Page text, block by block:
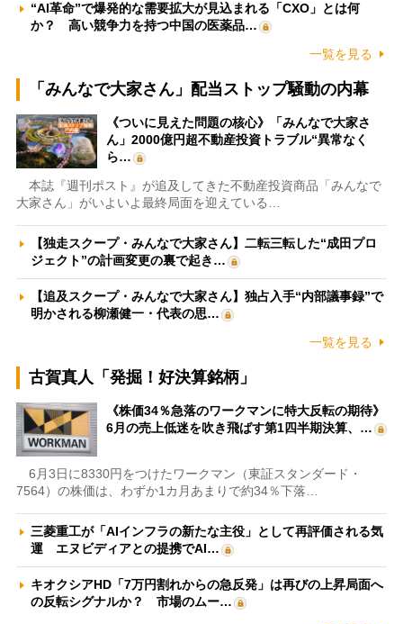
“AI革命”で爆発的な需要拡大が見込まれる「CXO」とは何
か？ 高い競争力を持つ中国の医薬品…
一覧を見る
「みんなで大家さん」配当ストップ騒動の内幕
《ついに見えた問題の核心》「みんなで大家さ
ん」2000億円超不動産投資トラブル“異常なく
ら…
本誌『週刊ポスト』が追及してきた不動産投資商品「みんなで
大家さん」がいよいよ最終局面を迎えている…
【独走スクープ・みんなで大家さん】二転三転した“成田プロ
ジェクト”の計画変更の裏で起き…
【追及スクープ・みんなで大家さん】独占入手“内部議事録”で
明かされる柳瀬健一・代表の思…
一覧を見る
古賀真人「発掘！好決算銘柄」
《株価34％急落のワークマンに特大反転の期待》
6月の売上低迷を吹き飛ばす第1四半期決算、…
6月3日に8330円をつけたワークマン（東証スタンダード・
7564）の株価は、わずか1カ月あまりで約34％下落…
三菱重工が「AIインフラの新たな主役」として再評価される気
運 エヌビディアとの提携でAI…
キオクシアHD「7万円割れからの急反発」は再びの上昇局面へ
の反転シグナルか？ 市場のムー…